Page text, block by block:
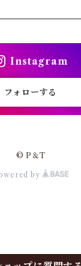
Instagram
フォローする
© P＆T
by